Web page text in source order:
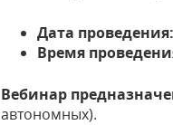
Дата проведения:
Время
Вебинар
автономных).